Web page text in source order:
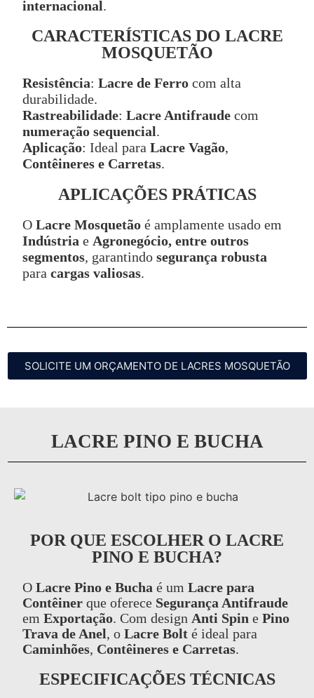
internacional.
CARACTERÍSTICAS DO LACRE
MOSQUETÃO
Resistência: Lacre de Ferro com alta
durabilidade.
Rastreabilidade: Lacre Antifraude com
numeração sequencial.
Aplicação: Ideal para Lacre Vagão,
Contêineres e Carretas.
APLICAÇÕES PRÁTICAS
O Lacre Mosquetão é amplamente usado em
Indústria e Agronegócio, entre outros
segmentos, garantindo segurança robusta
para cargas valiosas.
SOLICITE UM ORÇAMENTO DE LACRES MOSQUETÃO
LACRE PINO E BUCHA
POR QUE ESCOLHER O LACRE
PINO E BUCHA?
O Lacre Pino e Bucha é um Lacre para
Contêiner que oferece Segurança Antifraude
em Exportação. Com design Anti Spin e Pino
Trava de Anel, o Lacre Bolt é ideal para
Caminhões, Contêineres e Carretas.
ESPECIFICAÇÕES TÉCNICAS